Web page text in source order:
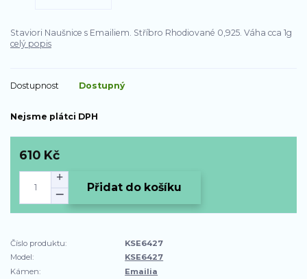
Staviori Naušnice s Emailiem. Stříbro Rhodiované 0,925. Váha cca 1g
celý popis
Dostupnost Dostupný
Nejsme plátci DPH
610 Kč
Přidat do košíku
Číslo produktu:
KSE6427
Model:
KSE6427
Kámen:
Emailia